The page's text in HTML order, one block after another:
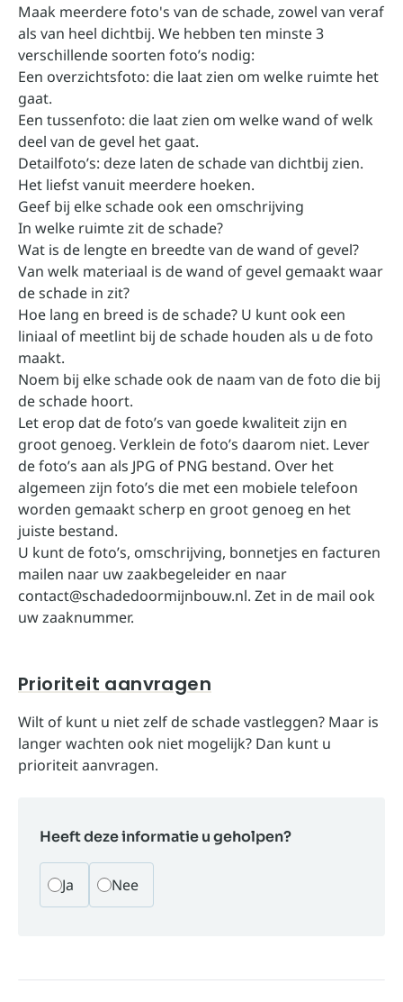
Maak meerdere foto's van de schade, zowel van veraf
als van heel dichtbij. We hebben ten minste 3
verschillende soorten foto’s nodig:
Een overzichtsfoto: die laat zien om welke ruimte het
gaat.
Een tussenfoto: die laat zien om welke wand of welk
deel van de gevel het gaat.
Detailfoto’s: deze laten de schade van dichtbij zien.
Het liefst vanuit meerdere hoeken.
Geef bij elke schade ook een omschrijving
In welke ruimte zit de schade?
Wat is de lengte en breedte van de wand of gevel?
Van welk materiaal is de wand of gevel gemaakt waar
de schade in zit?
Hoe lang en breed is de schade? U kunt ook een
liniaal of meetlint bij de schade houden als u de foto
maakt.
Noem bij elke schade ook de naam van de foto die bij
de schade hoort.
Let erop dat de foto’s van goede kwaliteit zijn en
groot genoeg. Verklein de foto’s daarom niet. Lever
de foto’s aan als JPG of PNG bestand. Over het
algemeen zijn foto’s die met een mobiele telefoon
worden gemaakt scherp en groot genoeg en het
juiste bestand.
U kunt de foto’s, omschrijving, bonnetjes en facturen
mailen naar uw zaakbegeleider en naar
contact@schadedoormijnbouw.nl. Zet in de mail ook
uw zaaknummer.
Prioriteit aanvragen
Wilt of kunt u niet zelf de schade vastleggen? Maar is
langer wachten ook niet mogelijk? Dan kunt u
prioriteit aanvragen.
Heeft deze informatie u geholpen?
Ja Nee